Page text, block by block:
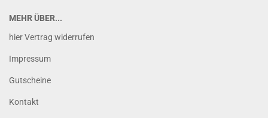
MEHR ÜBER...
hier Vertrag widerrufen
Impressum
Gutscheine
Kontakt